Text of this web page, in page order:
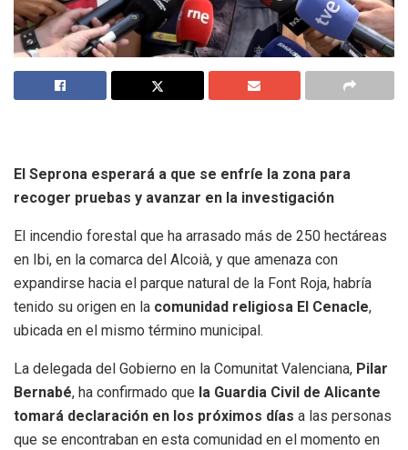
El Seprona esperará a que se enfríe la zona para
recoger pruebas y avanzar en la investigación
El incendio forestal que ha arrasado más de 250 hectáreas
en Ibi, en la comarca del Alcoià, y que amenaza con
expandirse hacia el parque natural de la Font Roja, habría
tenido su origen en la comunidad religiosa El Cenacle,
ubicada en el mismo término municipal.
La delegada del Gobierno en la Comunitat Valenciana, Pilar
Bernabé, ha confirmado que la Guardia Civil de Alicante
tomará declaración en los próximos días a las personas
que se encontraban en esta comunidad en el momento en